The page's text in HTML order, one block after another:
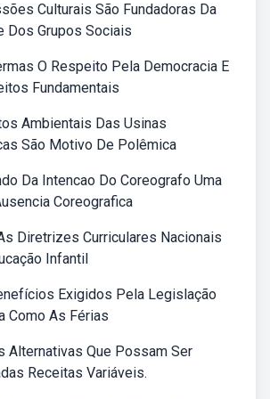
Culturais São Fundadoras Da
Dos Grupos Sociais
O Respeito Pela Democracia E
Fundamentais
Ambientais Das Usinas
São Motivo De Polêmica
Da Intencao Do Coreografo Uma
Coreografica
Diretrizes Curriculares Nacionais
Infantil
Exigidos Pela Legislação
Como As Férias
Alternativas Que Possam Ser
Receitas Variáveis.